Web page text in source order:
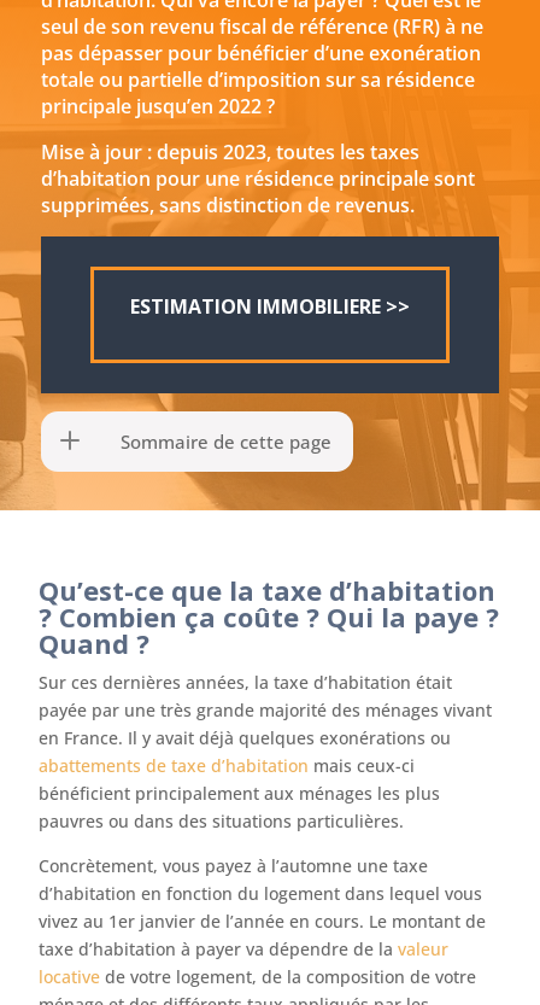
seul de son revenu fiscal de référence (RFR) à ne
pas dépasser pour bénéficier d’une exonération
totale ou partielle d’imposition sur sa résidence
principale jusqu’en 2022 ?
Mise à jour : depuis 2023, toutes les taxes
d’habitation pour une résidence principale sont
supprimées, sans distinction de revenus.
ESTIMATION IMMOBILIERE >>
Sommaire de cette page
Qu’est-ce que la taxe d’habitation
? Combien ça coûte ? Qui la paye ?
Quand ?
Sur ces dernières années, la taxe d’habitation était
payée par une très grande majorité des ménages vivant
en France. Il y avait déjà quelques exonérations ou
abattements de taxe d’habitation mais ceux-ci
bénéficient principalement aux ménages les plus
pauvres ou dans des situations particulières.
Concrètement, vous payez à l’automne une taxe
d’habitation en fonction du logement dans lequel vous
vivez au 1er janvier de l’année en cours. Le montant de
taxe d’habitation à payer va dépendre de lavaleur
locative de votre logement, de la composition de votre